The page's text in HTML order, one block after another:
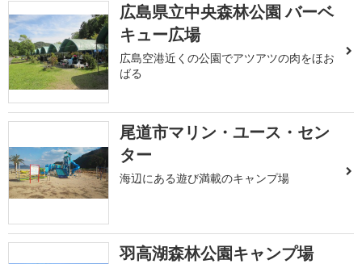
広島県立中央森林公園 バーベ
キュー広場
広島空港近くの公園でアツアツの肉をほお
ばる
尾道市マリン・ユース・セン
ター
海辺にある遊び満載のキャンプ場
羽高湖森林公園キャンプ場